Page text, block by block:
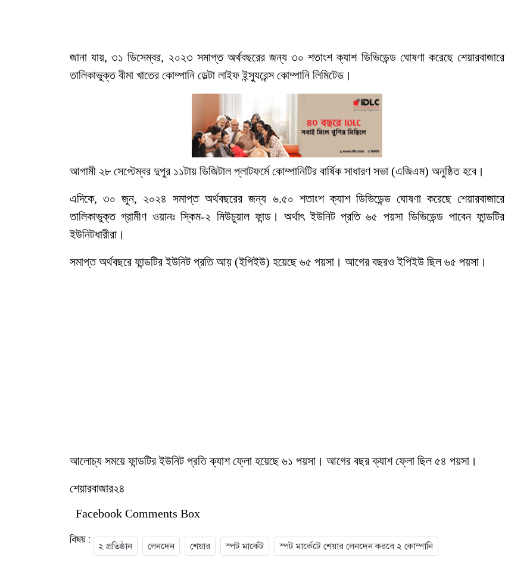
জানা যায়, ৩১ ডিসেম্বর, ২০২৩ সমাপ্ত অর্থবছরের জন্য ৩০ শতাংশ ক্যাশ ডিভিডেন্ড ঘোষণা করেছে শেয়ারবাজারে
তালিকাভুক্ত বীমা খাতের কোম্পানি ডেল্টা লাইফ ইন্স্যুরেন্স কোম্পানি লিমিটেড।
আগামী ২৮ সেপ্টেম্বর দুপুর ১১টায় ডিজিটাল প্লাটফর্মে কোম্পানিটির বার্ষিক সাধারণ সভা (এজিএম) অনুষ্ঠিত হবে।
এদিকে, ৩০ জুন, ২০২৪ সমাপ্ত অর্থবছরের জন্য ৬.৫০ শতাংশ ক্যাশ ডিভিডেন্ড ঘোষণা করেছে শেয়ারবাজারে
তালিকাভুক্ত গ্রামীণ ওয়ানঃ স্কিম-২ মিউচুয়াল ফান্ড। অর্থাৎ ইউনিট প্রতি ৬৫ পয়সা ডিভিডেন্ড পাবেন ফান্ডটির
ইউনিটধারীরা।
সমাপ্ত অর্থবছরে ফান্ডটির ইউনিট প্রতি আয় (ইপিইউ) হয়েছে ৬৫ পয়সা। আগের বছরও ইপিইউ ছিল ৬৫ পয়সা।
আলোচ্য সময়ে ফান্ডটির ইউনিট প্রতি ক্যাশ ফ্লো হয়েছে ৬১ পয়সা। আগের বছর ক্যাশ ফ্লো ছিল ৫৪ পয়সা।
শেয়ারবাজার২৪
Facebook Comments Box
বিষয় :
২ প্রতিষ্ঠান লেনদেন শেয়ার স্পট মার্কেট স্পট মার্কেটে শেয়ার লেনদেন করবে ২ কোম্পানি